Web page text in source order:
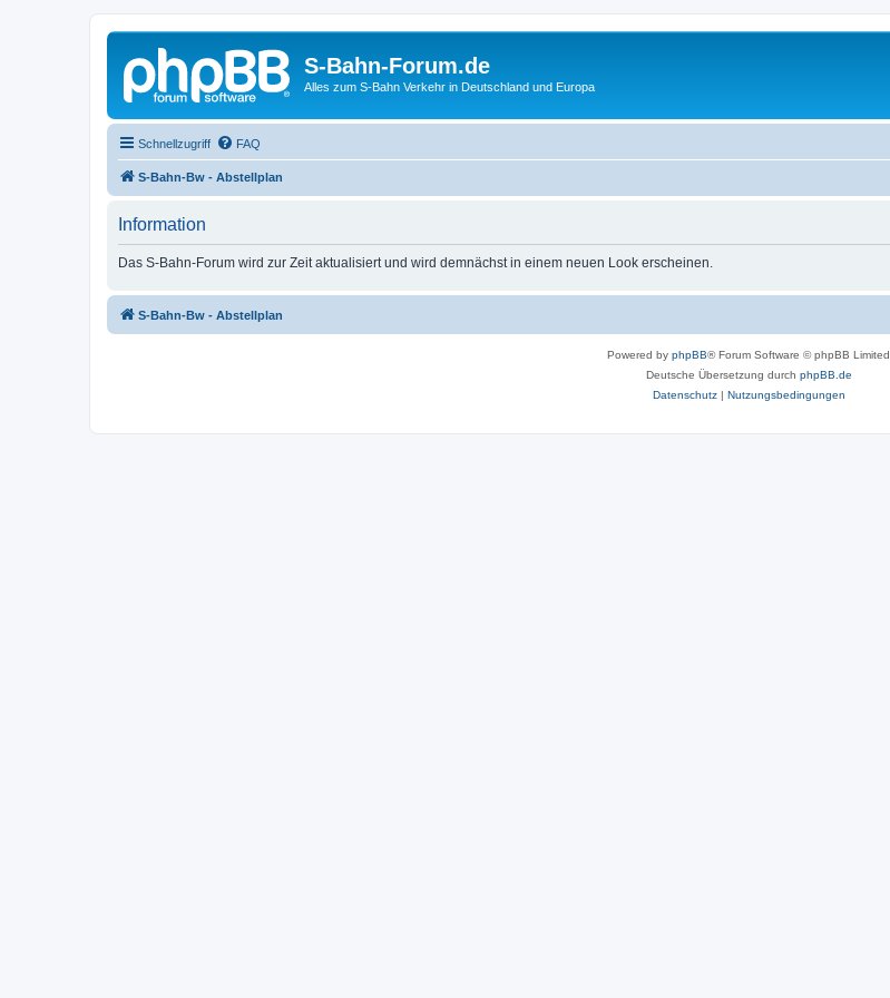
S-Bahn-Forum.de
Alles zum S-Bahn Verkehr in Deutschland und Europa
Schnellzugriff FAQ
S-Bahn-Bw - Abstellplan
Information
Das S-Bahn-Forum wird zur Zeit aktualisiert und wird demnächst in einem neuen Look erscheinen.
S-Bahn-Bw - Abstellplan
Powered by phpBB® Forum Software © phpBB Limited
Deutsche Übersetzung durch phpBB.de
Datenschutz| Nutzungsbedingungen